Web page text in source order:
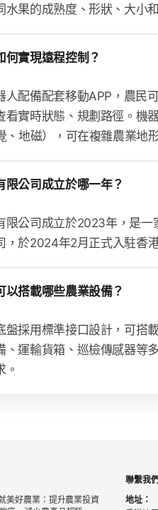
水果的成熟度、形狀、大小
何實現遠程控制？
人配備配套移動APP，農民
看實時狀態、規劃路徑。機
、地磁），可在複雜農業地
限公司成立於哪一年？
限公司成立於2023年，是一
，於2024年2月正式入駐香
以搭載哪些農業設備？
盤採用標準接口設計，可搭
、運輸貨箱、巡檢傳感器等
。
美好農業：提升農業投資
聯繫我們
地址：